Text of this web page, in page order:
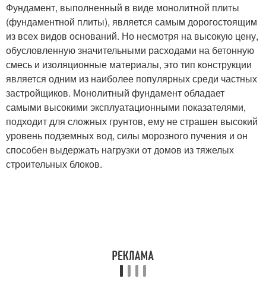
Фундамент, выполненный в виде монолитной плиты
(фундаментной плиты), является самым дорогостоящим
из всех видов оснований. Но несмотря на высокую цену,
обусловленную значительными расходами на бетонную
смесь и изоляционные материалы, это тип конструкции
является одним из наиболее популярных среди частных
застройщиков. Монолитный фундамент обладает
самыми высокими эксплуатационными показателями,
подходит для сложных грунтов, ему не страшен высокий
уровень подземных вод, силы морозного пучения и он
способен выдержать нагрузки от домов из тяжелых
строительных блоков.